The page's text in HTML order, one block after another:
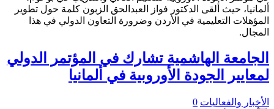
الجامعة الهاشمية تشارك في المؤتمر الدولي
لمعايير الجودة الأوروبية في ألمانيا
الأخبار والفعاليات 0